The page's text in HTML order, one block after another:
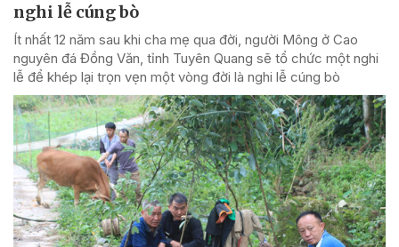
nghi lễ cúng bò
Ít nhất 12 năm sau khi cha mẹ qua đời, người Mông ở Cao
nguyên đá Đồng Văn, tỉnh Tuyên Quang sẽ tổ chức một nghi
lễ để khép lại trọn vẹn một vòng đời là nghi lễ cúng bò